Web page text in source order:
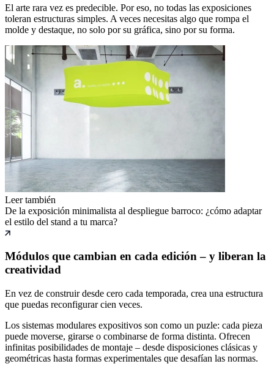
El arte rara vez es predecible. Por eso, no todas las exposiciones
toleran estructuras simples. A veces necesitas algo que rompa el
molde y destaque, no solo por su gráfica, sino por su forma.
Leer también
De la exposición minimalista al despliegue barroco: ¿cómo adaptar
el estilo del stand a tu marca?
Módulos que cambian en cada edición – y liberan la
creatividad
En vez de construir desde cero cada temporada, crea una estructura
que puedas reconfigurar cien veces.
Los sistemas modulares expositivos son como un puzle: cada pieza
puede moverse, girarse o combinarse de forma distinta. Ofrecen
infinitas posibilidades de montaje – desde disposiciones clásicas y
geométricas hasta formas experimentales que desafían las normas.